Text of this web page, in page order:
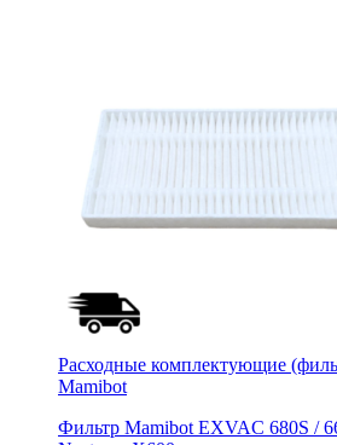
Расходные комплектующие
Mamibot
Фильтр Mamibot EXVAC 680S /